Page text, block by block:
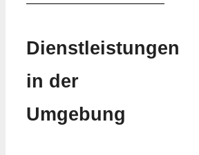
Dienstleistungen
in der
Umgebung